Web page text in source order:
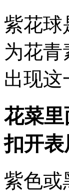
紫花球
为花
出现这
花菜
扣开
紫色或